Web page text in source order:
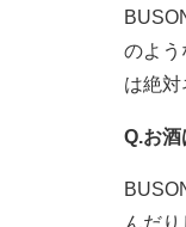
のよう
は絶対
Q.お酒